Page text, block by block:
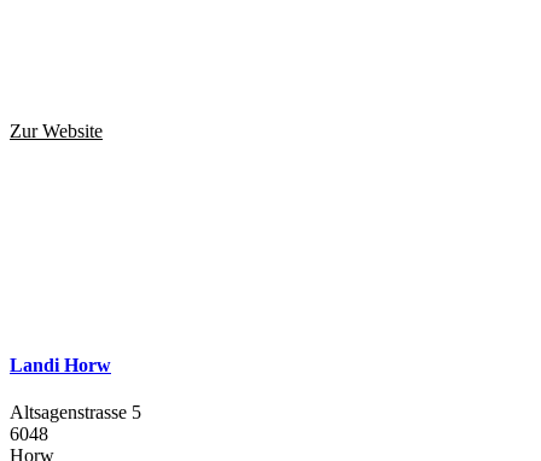
Zur Website
Landi Horw
Altsagenstrasse 5
6048
Horw